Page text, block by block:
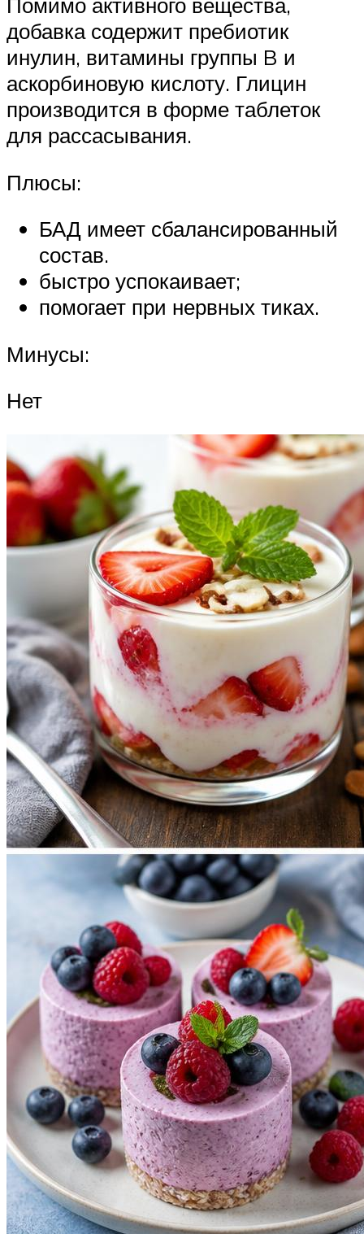
добавка содержит пребиотик
инулин, витамины группы B и
аскорбиновую кислоту. Глицин
производится в форме таблеток
для рассасывания.
Плюсы:
БАД имеет сбалансированный
состав.
быстро успокаивает;
помогает при нервных тиках.
Минусы:
Нет